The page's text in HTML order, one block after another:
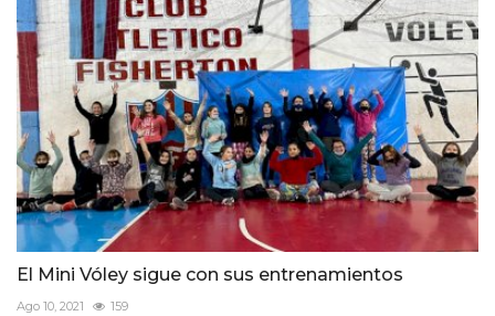
El Mini Vóley sigue con sus entrenamientos
Ago 10, 2021 159